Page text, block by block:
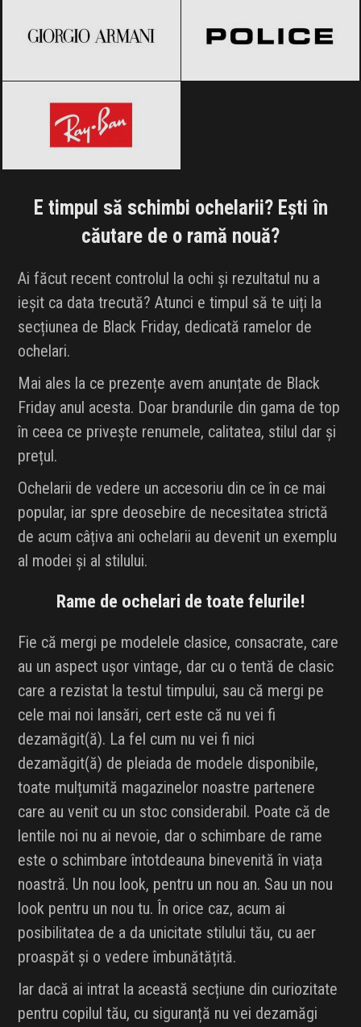
E timpul să schimbi ochelarii? Ești în
căutare de o ramă nouă?
Ai făcut recent controlul la ochi și rezultatul nu a
ieșit ca data trecută? Atunci e timpul să te uiți la
secțiunea de Black Friday, dedicată ramelor de
ochelari.
Mai ales la ce prezențe avem anunțate de Black
Friday anul acesta. Doar brandurile din gama de top
în ceea ce privește renumele, calitatea, stilul dar și
prețul.
Ochelarii de vedere un accesoriu din ce în ce mai
popular, iar spre deosebire de necesitatea strictă
de acum câțiva ani ochelarii au devenit un exemplu
al modei și al stilului.
Rame de ochelari de toate felurile!
Fie că mergi pe modelele clasice, consacrate, care
au un aspect ușor vintage, dar cu o tentă de clasic
care a rezistat la testul timpului, sau că mergi pe
cele mai noi lansări, cert este că nu vei fi
dezamăgit(ă). La fel cum nu vei fi nici
dezamăgit(ă) de pleiada de modele disponibile,
toate mulțumită magazinelor noastre partenere
care au venit cu un stoc considerabil. Poate că de
lentile noi nu ai nevoie, dar o schimbare de rame
este o schimbare întotdeauna binevenită în viața
noastră. Un nou look, pentru un nou an. Sau un nou
look pentru un nou tu. În orice caz, acum ai
posibilitatea de a da unicitate stilului tău, cu aer
proaspăt și o vedere îmbunătățită.
Iar dacă ai intrat la această secțiune din curiozitate
pentru copilul tău, cu siguranță nu vei dezamăgi